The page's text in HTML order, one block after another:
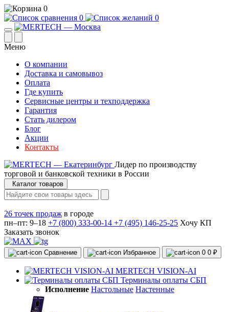
0
0
0
Меню
О компании
Доставка и самовывоз
Оплата
Где купить
Сервисные центры и техподдержка
Гарантия
Стать дилером
Блог
Акции
Контакты
Лидер по производству
торговой и банковской техники в России
Каталог товаров
26 точек продаж в городе
пн–пт: 9–18 +7 (800) 333-00-14 +7 (495) 146-25-25 Хочу КП
Заказать звонок
Сравнение Избранное 0 0 ₽
MERTECH VISION-AI
Терминалы оплаты СБП
Исполнение Настольные Настенные